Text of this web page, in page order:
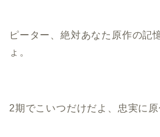
ピーター、絶対あなた原作の記
ょ。
2期でこいつだけだよ、忠実に原